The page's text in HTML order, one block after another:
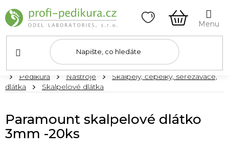
na
obsah
NÁKUPNÍ
KOŠÍK
DomůPedikúra Nástroje
Skalpely, čepelky, seřezávače,
dlátka
Skalpelové dlátka
Paramount skalpelové dlátko
3mm -20ks